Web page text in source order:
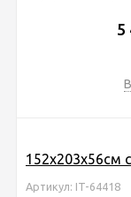
5
152х203х56см
Артикул: IT-64418